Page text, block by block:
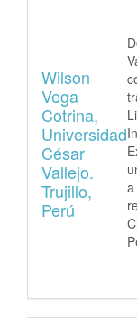
Wilson
Vega
Cotrina,
Universidad
César
Vallejo.
Trujillo,
Perú